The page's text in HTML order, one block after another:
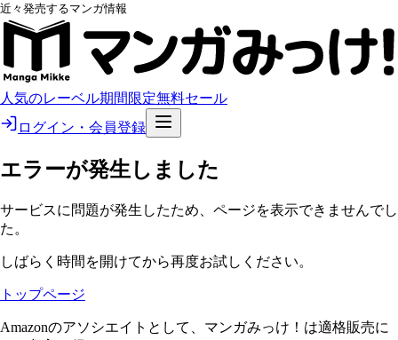
近々発売するマンガ情報
人気のレーベル期間限定無料セール
ログイン・会員登録
エラーが発生しました
サービスに問題が発生したため、ページを表示できませんでし
た。
しばらく時間を開けてから再度お試しください。
トップページ
Amazonのアソシエイトとして、マンガみっけ！は適格販売に